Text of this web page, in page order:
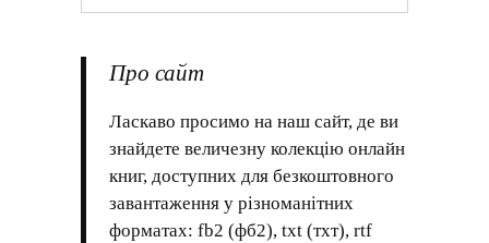
Про сайт
Ласкаво просимо на наш сайт, де ви
знайдете величезну колекцію онлайн
книг, доступних для безкоштовного
завантаження у різноманітних
форматах: fb2 (фб2), txt (тхт), rtf